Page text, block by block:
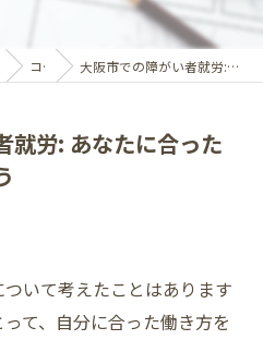
コラム 大阪市での障がい者就労: あなたに合った働き方を見つけよう
就労: あなたに合った
いて考えたことはあります
て、自分に合った働き方を